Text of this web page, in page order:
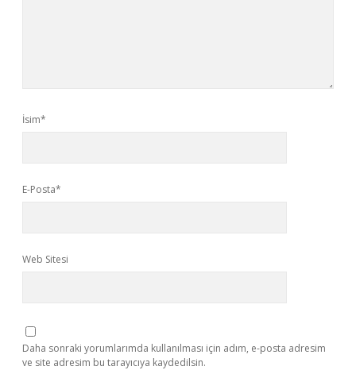
İsim*
E-Posta*
Web Sitesi
Daha sonraki yorumlarımda kullanılması için adım, e-posta adresim
ve site adresim bu tarayıcıya kaydedilsin.